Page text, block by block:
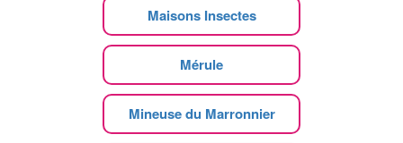
Maisons Insectes
Mérule
Mineuse du Marronnier